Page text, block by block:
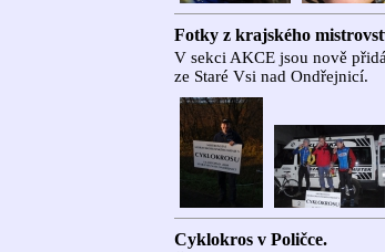
Fotky z krajského
V sekci AKCE jsou nově
ze Staré Vsi nad Ondřejnicí.
Cyklokros v Poličce.